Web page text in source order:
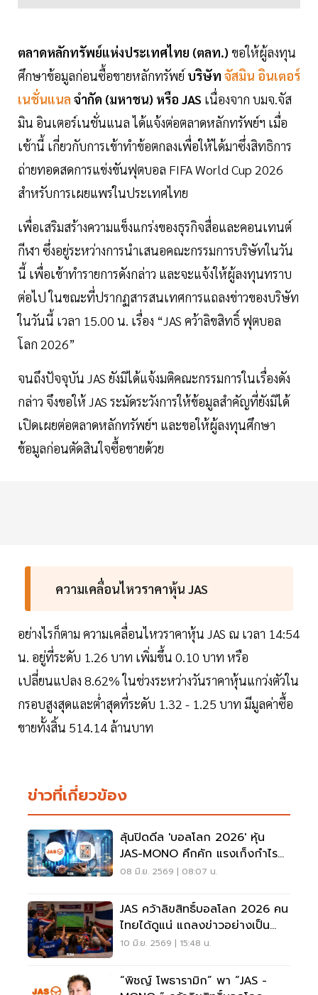
ตลาดหลักทรัพย์แห่งประเทศไทย (ตลท.) ขอให้ผู้ลงทุน
ศึกษาข้อมูลก่อนซื้อขายหลักทรัพย์ บริษัท จัสมิน อินเตอร์
เนชั่นแนล จำกัด (มหาชน) หรือ JAS เนื่องจาก บมจ.จัส
มิน อินเตอร์เนชั่นแนล ได้แจ้งต่อตลาดหลักทรัพย์ฯ เมื่อ
เช้านี้ เกี่ยวกับการเข้าทำข้อตกลงเพื่อให้ได้มาซึ่งสิทธิการ
ถ่ายทอดสดการแข่งขันฟุตบอล FIFA World Cup 2026
สำหรับการเผยแพร่ในประเทศไทย
เพื่อเสริมสร้างความแข็งแกร่งของธุรกิจสื่อและคอนเทนต์
กีฬา ซึ่งอยู่ระหว่างการนำเสนอคณะกรรมการบริษัทในวัน
นี้ เพื่อเข้าทำรายการดังกล่าว และจะแจ้งให้ผู้ลงทุนทราบ
ต่อไป ในขณะที่ปรากฏสารสนเทศการแถลงข่าวของบริษัท
ในวันนี้ เวลา 15.00 น. เรื่อง “JAS คว้าลิขสิทธิ์ ฟุตบอล
โลก 2026”
จนถึงปัจจุบัน JAS ยังมิได้แจ้งมติคณะกรรมการในเรื่องดัง
กล่าว จึงขอให้ JAS ระมัดระวังการให้ข้อมูลสำคัญที่ยังมิได้
เปิดเผยต่อตลาดหลักทรัพย์ฯ และขอให้ผู้ลงทุนศึกษา
ข้อมูลก่อนตัดสินใจซื้อขายด้วย
ความเคลื่อนไหวราคาหุ้น JAS
อย่างไรก็ตาม ความเคลื่อนไหวราคาหุ้น JAS ณ เวลา 14:54
น. อยู่ที่ระดับ 1.26 บาท เพิ่มขึ้น 0.10 บาท หรือ
เปลี่ยนแปลง 8.62% ในช่วงระหว่างวันราคาหุ้นแกว่งตัวใน
กรอบสูงสุดและต่ำสุดที่ระดับ 1.32 - 1.25 บาท มีมูลค่าซื้อ
ขายทั้งสิ้น 514.14 ล้านบาท
ข่าวที่เกี่ยวข้อง
ลุ้นปิดดีล 'บอลโลก 2026' หุ้น
JAS-MONO คึกคัก แรงเก็งกำไร
กลับเข้า
08 มิ.ย. 2569 | 08:07 น.
JAS คว้าลิขสิทธิ์บอลโลก 2026 คน
ไทยได้ดูแน่ แถลงข่าวอย่างเป็น
ทางการ 11 มิ.ย.
10 มิ.ย. 2569 | 15:48 น.
“พิชญ์ โพธารามิก” พา “JAS -